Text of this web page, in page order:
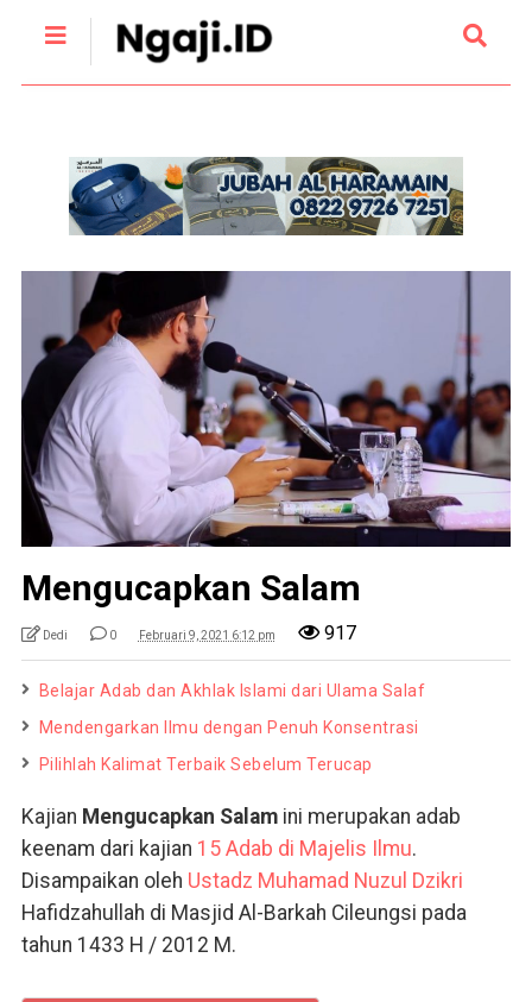
Mengucapkan Salam
Dedi 0 Februari 9, 2021 6:12 pm 917
Belajar Adab dan Akhlak Islami dari Ulama Salaf
Mendengarkan Ilmu dengan Penuh Konsentrasi
Pilihlah Kalimat Terbaik Sebelum Terucap
Kajian Mengucapkan Salam ini merupakan adab
keenam dari kajian 15 Adab di Majelis Ilmu.
Disampaikan oleh Ustadz Muhamad Nuzul Dzikri
Hafidzahullah di Masjid Al-Barkah Cileungsi pada
tahun 1433 H / 2012 M.